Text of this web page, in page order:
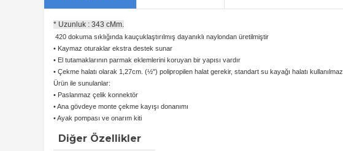
* Uzunluk : 343 cMm.
420 dokuma sıklığında kauçuklaştırılmış dayanıklı naylondan üretilmiştir
• Kaymaz oturaklar ekstra destek sunar
• El tutamaklarının parmak eklemlerini koruyan bir yapısı vardır
• Çekme halatı olarak 1,27cm. (½") polipropilen halat gerekir, standart su kayağı halatı kullanılmaz
Ürün ile sunulanlar:
• Paslanmaz çelik konnektör
• Ana gövdeye monte çekme kayışı donanımı
• Ayak pompası ve onarım kiti
Diğer Özellikler